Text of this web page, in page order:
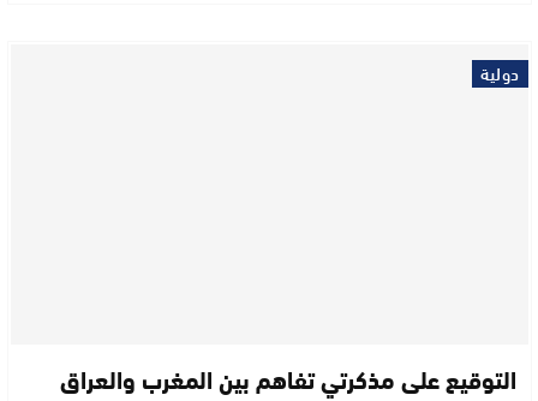
دولية
التوقيع على مذكرتي تفاهم بين المغرب والعراق